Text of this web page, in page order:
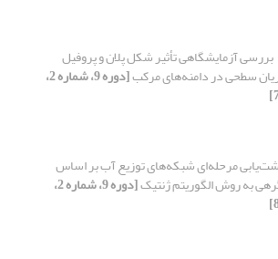
بررسی آزمایشگاهی تأثیر شکل پلان و پروفیل
سطحی در دامنه‌های مرکب [دوره 9، شماره 2،
مرحله‌ای شبکه‌های توزیع آب بر اساس
به روش الگوریتم ژنتیک [دوره 9، شماره 2،